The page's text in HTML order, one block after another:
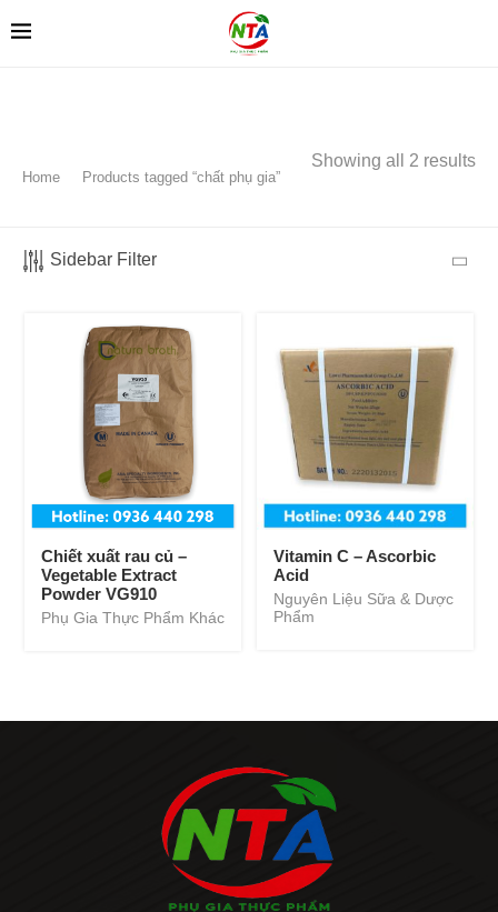
Home Products tagged “chất phụ gia”
Showing all 2 results
Sidebar Filter
Chiết xuất rau củ –
Vegetable Extract
Powder VG910
Phụ Gia Thực Phẩm Khác
Vitamin C – Ascorbic
Acid
Nguyên Liệu Sữa & Dược
Phẩm